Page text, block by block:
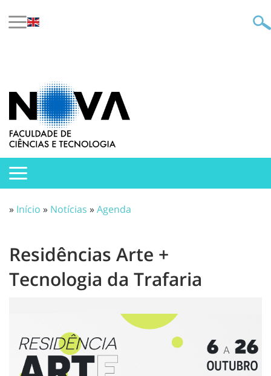
» Início » Notícias »Agenda
Residências Arte +
Tecnologia da Trafaria